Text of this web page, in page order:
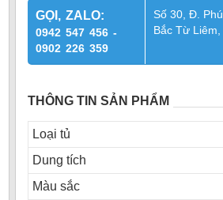
GỌI, ZALO:
0942 547 456 -
0902 226 359
Số 30, Đ.
Bắc Từ
THÔNG TIN SẢN PHẨM
Loại tủ
Dung tích
Màu sắc